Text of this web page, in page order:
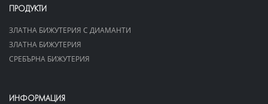
ПРОДУКТИ
ЗЛАТНА БИЖУТЕРИЯ С ДИАМАНТИ
ЗЛАТНА БИЖУТЕРИЯ
СРЕБЪРНА БИЖУТЕРИЯ
ИНФОРМАЦИЯ